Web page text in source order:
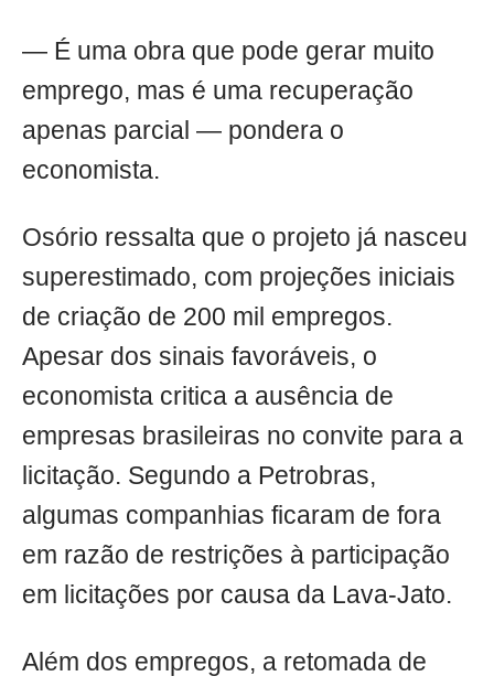
— É uma obra que pode gerar muito
emprego, mas é uma recuperação
apenas parcial — pondera o
economista.
Osório ressalta que o projeto já nasceu
superestimado, com projeções iniciais
de criação de 200 mil empregos.
Apesar dos sinais favoráveis, o
economista critica a ausência de
empresas brasileiras no convite para a
licitação. Segundo a Petrobras,
algumas companhias ficaram de fora
em razão de restrições à participação
em licitações por causa da Lava-Jato.
Além dos empregos, a retomada de